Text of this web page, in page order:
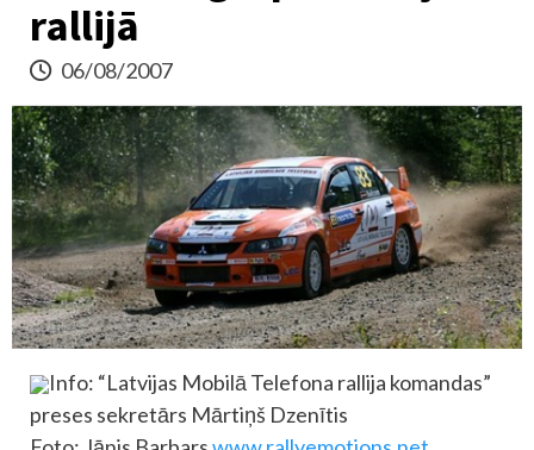
rallijā
06/08/2007
Info: “Latvijas Mobilā Telefona rallija komandas”
preses sekretārs Mārtiņš Dzenītis